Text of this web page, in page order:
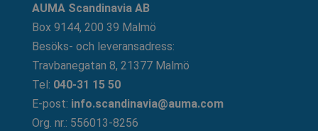
AUMA Scandinavia AB
Box 9144, 200 39 Malmö
Besöks- och leveransadress:
Travbanegatan 8, 21377 Malmö
Tel: 040-31 15 50
E-post: info.scandinavia@auma.com
Org. nr.: 556013-8256